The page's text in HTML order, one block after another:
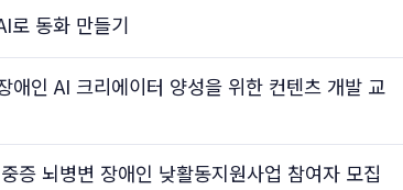
로 동화 만들기
애인 AI 크리에이터 양성을 위한 컨텐츠 개발 교
증 뇌병변 장애인 낮활동지원사업 참여자 모집